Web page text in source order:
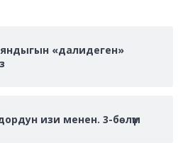
«далидеген»
изи менен. 3-бөлүм